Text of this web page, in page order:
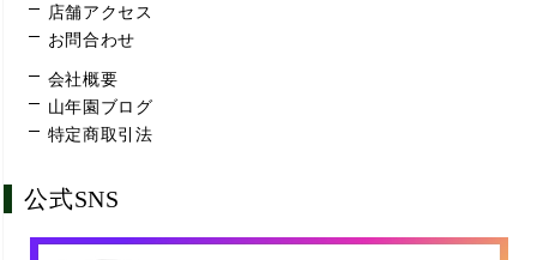
店舗アクセス
お問合わせ
会社概要
山年園ブログ
特定商取引法
公式SNS